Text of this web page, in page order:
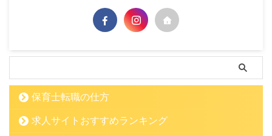
保育士転職の仕方
求人サイトおすすめランキング